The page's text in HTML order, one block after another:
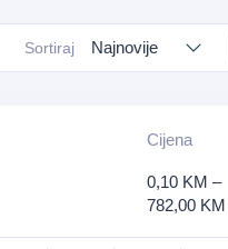
Sortiraj Najnovije
Cijena
0,10 KM –
782,00 KM